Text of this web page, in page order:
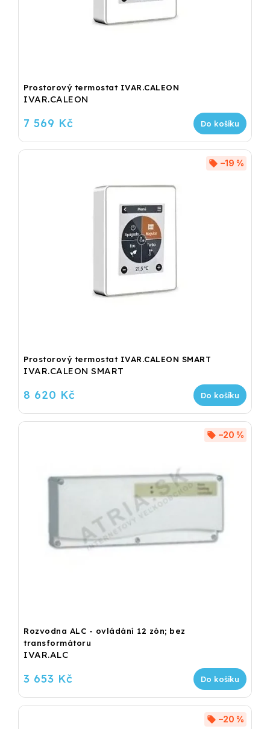
Prostorový termostat IVAR.CALEON
IVAR.CALEON
7 569 Kč Do košíku
Prostorový termostat IVAR.CALEON SMART
IVAR.CALEON SMART
–19 %
8 620 Kč Do košíku
Rozvodna ALC - ovládání 12 zón; bez
transformátoru
IVAR.ALC
–20 %
3 653 Kč Do košíku
–20 %